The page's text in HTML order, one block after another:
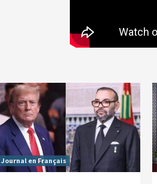
Journal en Français